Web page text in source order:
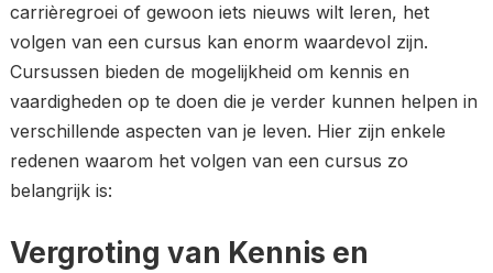
carrièregroei of gewoon iets nieuws wilt leren, het
volgen van een cursus kan enorm waardevol zijn.
Cursussen bieden de mogelijkheid om kennis en
vaardigheden op te doen die je verder kunnen helpen in
verschillende aspecten van je leven. Hier zijn enkele
redenen waarom het volgen van een cursus zo
belangrijk is:
Vergroting van Kennis en